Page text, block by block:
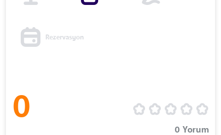
Rezervasyon
0
0 Yorum